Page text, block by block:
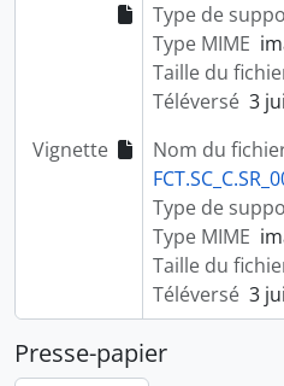
Type de
Type MIME
Taille du
Téléversé 3
Vignette
Nom du
Type de
Type MIME
Taille du
Téléversé 3
Presse-papier